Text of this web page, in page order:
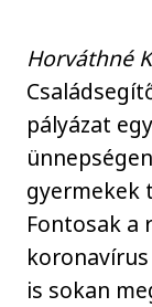
Horváthné
pályázat
gyermekek
Fontosak a
is sokan